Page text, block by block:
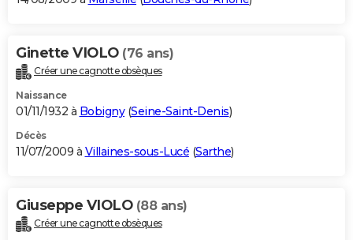
Ginette VIOLO (76 ans)
Créer une cagnotte obsèques
Naissance
01/11/1932 à Bobigny(Seine-Saint-Denis)
Décès
11/07/2009 à Villaines-sous-Lucé (Sarthe)
Giuseppe VIOLO (88 ans)
Créer une cagnotte obsèques